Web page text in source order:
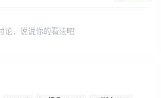
论，说说你的看法吧